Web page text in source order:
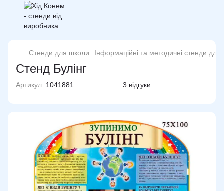
Стенди для школи Інформаційні та методичні стенди
Стенд Булінг
Артикул: 1041881 3 відгуки